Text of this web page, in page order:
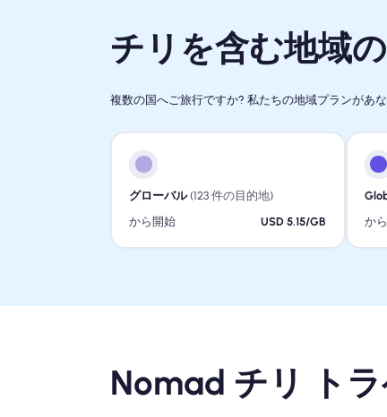
チリを含む地域
複数の国へご旅行ですか? 私たちの地域プランがあ
グローバル(123 件の目的地)
から開始
USD 5.15/GB
か
Nomad チリ ト